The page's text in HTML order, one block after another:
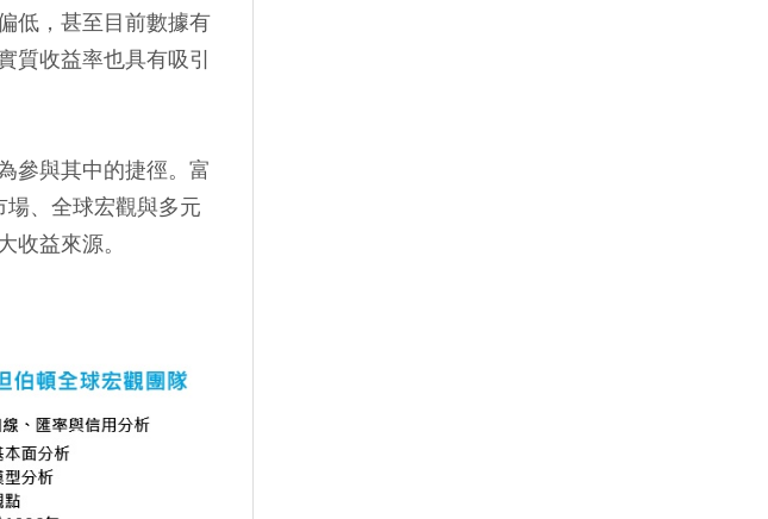
低，甚至目前數據有
質收益率也具有吸引
與其中的捷徑。 富
場、全球宏觀與多元
益來源。